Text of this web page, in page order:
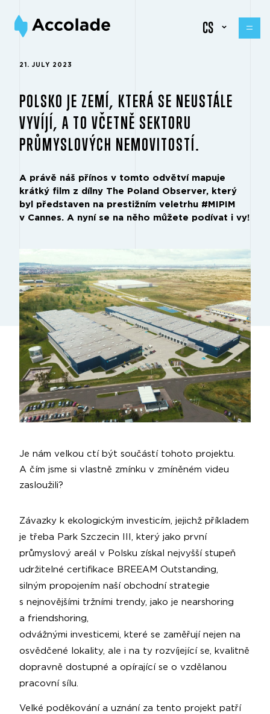
CS
21. JULY 2023
POLSKO JE ZEMÍ, KTERÁ SE NEUSTÁLE
VYVÍJÍ, A TO VČETNĚ SEKTORU
PRŮMYSLOVÝCH NEMOVITOSTÍ.
A právě náš přínos v tomto odvětví mapuje
krátký film z dílny The Poland Observer, který
byl představen na prestižním veletrhu #MIPIM
v Cannes. A nyní se na něho můžete podívat i vy!
Je nám velkou ctí být součástí tohoto projektu.
A čím jsme si vlastně zmínku v zmíněném videu
zasloužili?
Závazky k ekologickým investicím, jejichž příkladem
je třeba Park Szczecin III, který jako první
průmyslový areál v Polsku získal nejvyšší stupeň
udržitelné certifikace BREEAM Outstanding,
silným propojením naší obchodní strategie
s nejnovějšími tržními trendy, jako je nearshoring
a friendshoring,
odvážnými investicemi, které se zaměřují nejen na
osvědčené lokality, ale i na ty rozvíjející se, kvalitně
dopravně dostupné a opírající se o vzdělanou
pracovní sílu.
Velké poděkování a uznání za tento projekt patří